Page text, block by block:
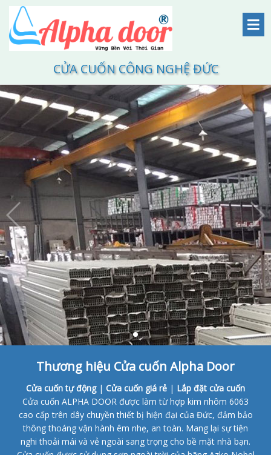
CỬA CUỐN CÔNG NGHỆ ĐỨC
Thương hiệu Cửa cuốn Alpha Door
Cửa cuốn tự động| Cửa cuốn giá rẻ | Lắp đặt cửa cuốn
Cửa cuốn ALPHA DOOR được làm từ hợp kim nhôm 6063
cao cấp trên dây chuyền thiết bị hiện đại của Đức, đảm bảo
thông thoáng vận hành êm nhẹ, an toàn. Mang lại sự tiện
nghi thoải mái và vẻ ngoài sang trọng cho bề mặt nhà bạn.